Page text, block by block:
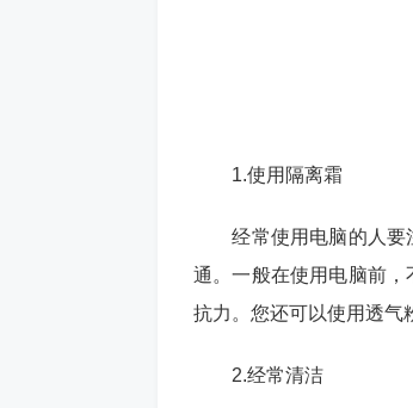
1.使用隔离霜
经常使用电脑的人要注
通。一般在使用电脑前
抗力。您还可以使用透气
2.经常清洁